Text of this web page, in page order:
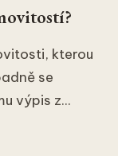
kterou
se
výpis z...